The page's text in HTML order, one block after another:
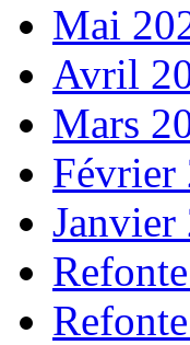
Mai
Avril
Mars
Février
Janvier